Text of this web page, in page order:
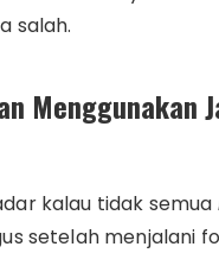
salah.
Menggunakan
kalau tidak semua
setelah menjalani